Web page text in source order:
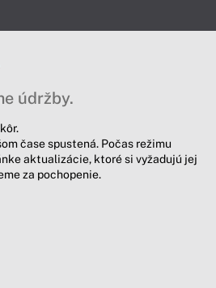
údržby.
čase spustená. Počas režimu
aktualizácie, ktoré si vyžadujú jej
za pochopenie.